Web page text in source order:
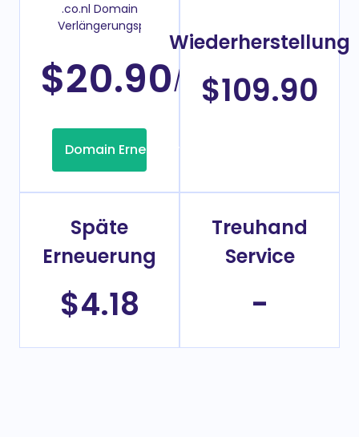
.co.nl Domain
Verlängerungspreis
$20.90/Jahr
Domain Erneuerung
Wiederherstellung
$109.90
Späte
Erneuerung
$4.18
Treuhand
Service
-